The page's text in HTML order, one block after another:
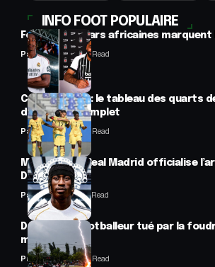
INFO FOOT POPULAIRE
Football : 2 stars africaines marquent
Panafrofoot2 Min Read
CAN féminine : le tableau des quarts
désormais complet
Panafrofoot2 Min Read
Mercato : Le Real Madrid officialise
Diomandé
Panafrofoot1 Min Read
Drame : un footballeur tué par la
match
Panafrofoot2 Min Read